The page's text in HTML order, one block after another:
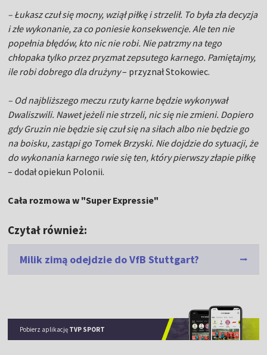
– Łukasz czuł się mocny, wziął piłkę i strzelił. To była zła decyzja
i złe wykonanie, za co poniesie konsekwencje. Ale ten nie
popełnia błędów, kto nic nie robi. Nie patrzmy na tego
chłopaka tylko przez pryzmat zepsutego karnego. Pamiętajmy,
ile robi dobrego dla drużyny– przyznał Stokowiec.
– Od najbliższego meczu rzuty karne będzie wykonywał
Dwaliszwili. Nawet jeżeli nie strzeli, nic się nie zmieni. Dopiero
gdy Gruzin nie będzie się czuł się na siłach albo nie będzie go
na boisku, zastąpi go Tomek Brzyski. Nie dojdzie do sytuacji, że
do wykonania karnego rwie się ten, który pierwszy złapie piłkę
– dodał opiekun Polonii.
Cała rozmowa w "Super Expressie"
Czytał również:
Milik zimą odejdzie do VfB Stuttgart?
Pobierz aplikację TVP SPORT